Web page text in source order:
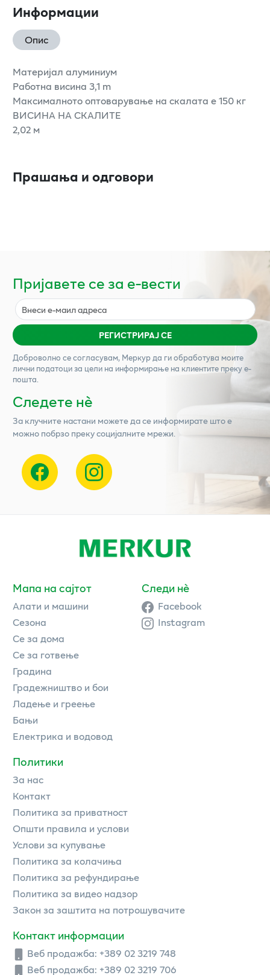
Информации
Опис
Материјал алуминиум
Работна висина 3,1 m
Максималното оптоварување на скалата е 150 кг
ВИСИНА НА СКАЛИТЕ
2,02 м
Прашања и одговори
Пријавете се за е-вести
РЕГИСТРИРАЈ СЕ
Доброволно се согласувам, Меркурда ги обработува моите
лични податоци за цели на информирање на клиентите преку е-
пошта.
Следете нѐ
За клучните настани можете да се информирате што е
можно побрзо преку социјалните мрежи.
Мапа на сајтот
Алати и машини
Сезона
Се за дома
Се за готвење
Градина
Градежништво и бои
Ладење и греење
Бањи
Електрика и водовод
Политики
За нас
Контакт
Политика за приватност
Општи правила и услови
Услови за купување
Политика за колачиња
Политика за рефундирање
Политика за видео надзор
Закон за заштита на потрошувачите
Контакт информации
Веб продажба: +389 02 3219 748
Веб продажба: +389 02 3219 706
Следи нè
Facebook
Instagram